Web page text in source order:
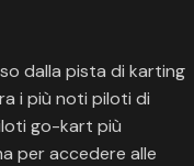
dalla pista di karting
i più noti piloti di
go-kart più
per accedere alle